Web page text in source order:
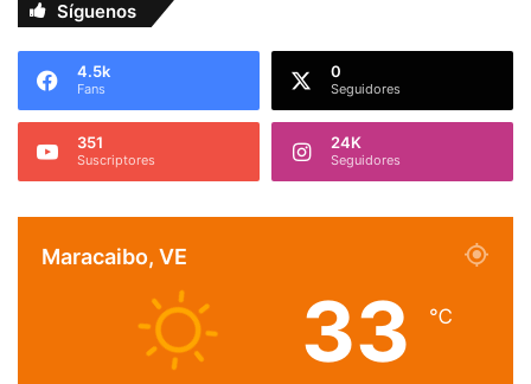
Síguenos
4.5k
Fans
0
Seguidores
351
Suscriptores
24K
Seguidores
Maracaibo, VE
33 ℃